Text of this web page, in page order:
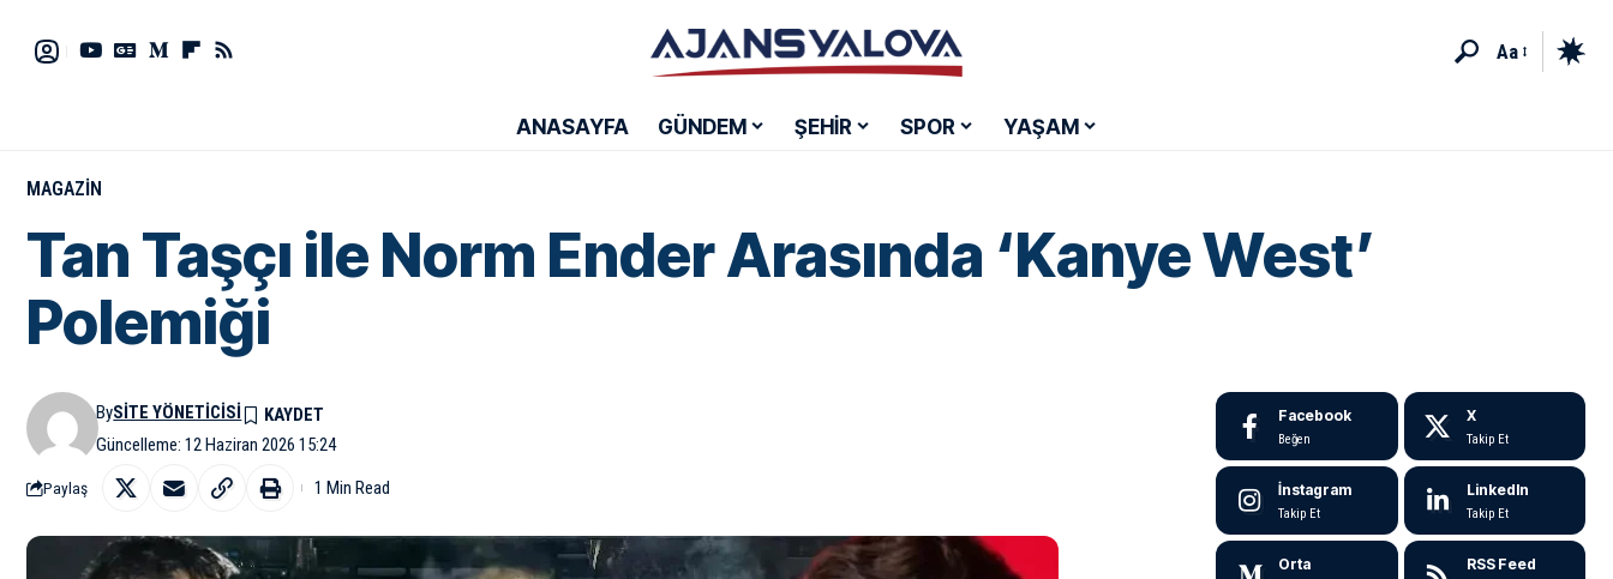
Aa
ANASAYFA GÜNDEM ŞEHİR SPOR YAŞAM
MAGAZIN
Tan Taşçı ile Norm Ender Arasında ‘Kanye West’
Polemiği
Güncelleme: 12 Haziran 2026 15:24
BySITE YÖNETICISI
Paylaş 1 Min Read
Facebook
Beğen
X
Takip Et
İnstagram
Takip Et
LinkedIn
Takip Et
Orta RSS Feed